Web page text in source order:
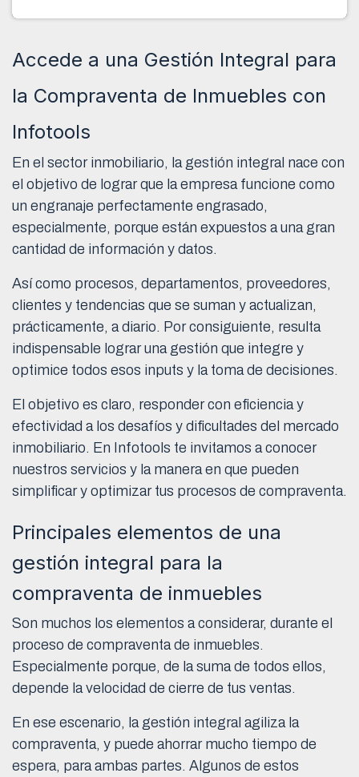
Accede a una Gestión Integral para
la Compraventa de Inmuebles con
Infotools
En el sector inmobiliario, la gestión integral nace con
el objetivo de lograr que la empresa funcione como
un engranaje perfectamente engrasado,
especialmente, porque están expuestos a una gran
cantidad de información y datos.
Así como procesos, departamentos, proveedores,
clientes y tendencias que se suman y actualizan,
prácticamente, a diario. Por consiguiente, resulta
indispensable lograr una gestión que integre y
optimice todos esos inputs y la toma de decisiones.
El objetivo es claro, responder con eficiencia y
efectividad a los desafíos y dificultades del mercado
inmobiliario. En Infotools te invitamos a conocer
nuestros servicios y la manera en que pueden
simplificar y optimizar tus procesos de compraventa.
Principales elementos de una
gestión integral para la
compraventa de inmuebles
Son muchos los elementos a considerar, durante el
proceso de compraventa de inmuebles.
Especialmente porque, de la suma de todos ellos,
depende la velocidad de cierre de tus ventas.
En ese escenario, la gestión integral agiliza la
compraventa, y puede ahorrar mucho tiempo de
espera, para ambas partes. Algunos de estos